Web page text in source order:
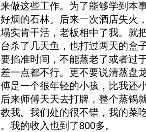
来做这些工作。为了能够学到本
好烟的石林。后来一次酒店失火
塌实肯干活，老板相中了我。就
台杀了几天鱼，也打过两天的盒
要掐准时间，不能蒸老了或者过
差一点都不行。更不要说清蒸盘
傅是一个很年轻的小孩，比我还
后来师傅天天去打牌，整个蒸锅
教我。我们处的很不错，我的菜
。我的收入也到了800多。